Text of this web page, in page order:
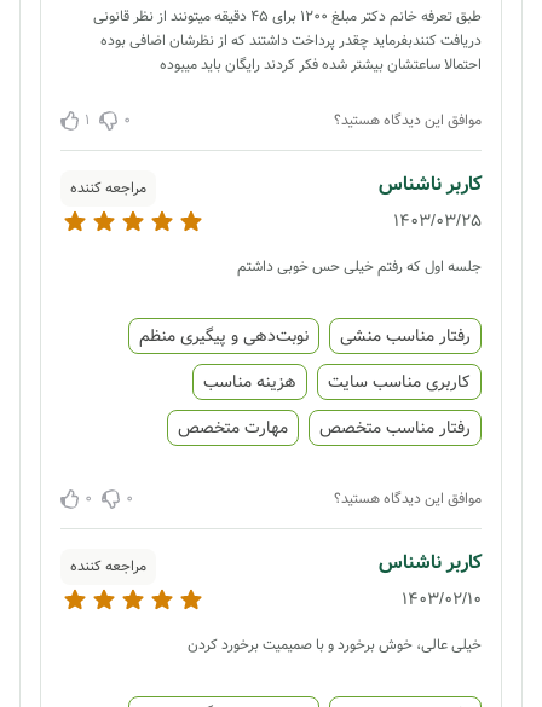
طبق تعرفه خانم دکتر مبلغ 1200 برای 45 دقیقه میتونند از نظر قانونی
دریافت کنندبفرماید چقدر پرداخت داشتند که از نظرشان اضافی بوده
احتمالا ساعتشان بیشتر شده فکر کردند رایگان باید میبوده
موافق این دیدگاه هستید؟ 0
1
کاربر ناشناس مراجعه کننده
1403/03/25
جلسه اول که رفتم خیلی حس خوبی داشتم
رفتار مناسب منشی
نوبت‌دهی و پیگیری منظم
کاربری مناسب سایت
هزینه مناسب
رفتار مناسب متخصص
مهارت متخصص
موافق این دیدگاه هستید؟ 0
0
کاربر ناشناس مراجعه کننده
1403/02/10
خیلی عالی، خوش برخورد و با صمیمیت برخورد کردن